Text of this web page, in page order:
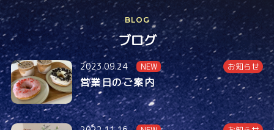
BLOG
ブログ
2023.09.24 NEW お知らせ
営業日のご案内